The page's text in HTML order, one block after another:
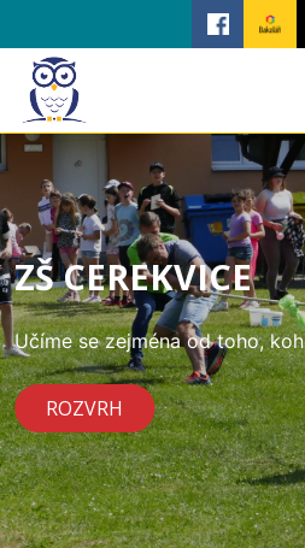
ZŠ CEREKVICE
Učíme se zejména od toho,
ROZVRH